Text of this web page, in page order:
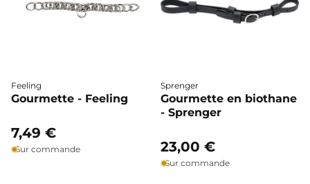
Feeling
Gourmette - Feeling
7,49 €
Sur commande
Sprenger
Gourmette en biothane
- Sprenger
23,00 €
Sur commande